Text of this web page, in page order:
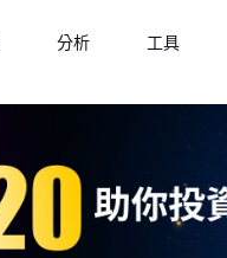
分析 工具